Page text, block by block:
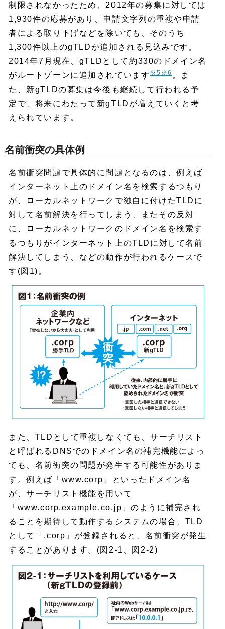
制限されなかったため、2012年の募集に対しては
1,930件の応募があり、申請文字列の重複や申請
者による取り下げなどを除いても、そのうち
1,300件以上のgTLDが追加される見込みです。
2014年7月現在、gTLDとして約330のドメイン名
がルートゾーンに追加されています※5 ※6 。ま
た、新gTLDの募集は今後も継続して行われる予
定で、将来にわたって新gTLDが増えていくと考
えられています。
名前衝突の具体例
名前衝突問題で具体的に問題となるのは、例えば
インターネット上のドメイン名を検索するつもり
が、ローカルネットワークで独自に付けたTLDに
対して名前解決を行ってしまう、またその反対
に、ローカルネットワークのドメイン名を検索す
るつもりがインターネット上のTLDに対して名前
解決してしまう、などの動作が行われるケースで
す(図1)。
また、TLDとして重複しなくても、サーチリスト
と呼ばれるDNSでのドメイン名の補完機能によっ
ても、名前衝突の問題が発生する可能性がありま
す。例えば「www.corp」といったドメイン名
が、サーチリスト機能を用いて
「www.corp.example.co.jp」のように補完され
ることを期待して動作するシステムの場合、TLD
として「.corp」が登録されると、名前衝突が発生
することがあります。(図2-1、図2-2)